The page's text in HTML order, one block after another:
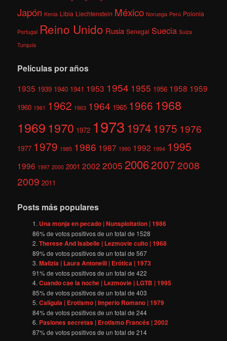
Japón Kenia Libia Liechtenstein México Noruega Perú Polonia
Portugal Reino Unido Rusia Senegal Suecia Suiza
Turquía
Películas por años
1935 1939 1940 1941 1953 1954 1955 1956 1958 1959
1960 1961 1962 1963 1964 1965 1966 1968
1969 1970 1972 1973 1974 1975 1976
1977 1979 1985 1986 1987 1990 1992 1994 1995
1996 1997 2000 2001 2002 2005 200620072008
2009 2011
Posts más populares
Una monja en pecado | Nunsploitation | 1986
86% de votos positivos de un total de 1528
Therese And Isabelle | Lezmovie culto | 1968
89% de votos positivos de un total de567
Malizia | Laura Antonelli | Erótica | 1973
91% de votos positivos de un total de422
Cuando cae la noche | Lezmovie | LGTB | 1995
85% de votos positivos de un total de403
Calígula | Erotismo | Imperio Romano | 1979
84% de votos positivos de un total de244
Pasiones secretas | Erotismo Francés | 2002
87% de votos positivos de un total de214